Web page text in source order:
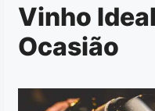
Vinho
Ocasião